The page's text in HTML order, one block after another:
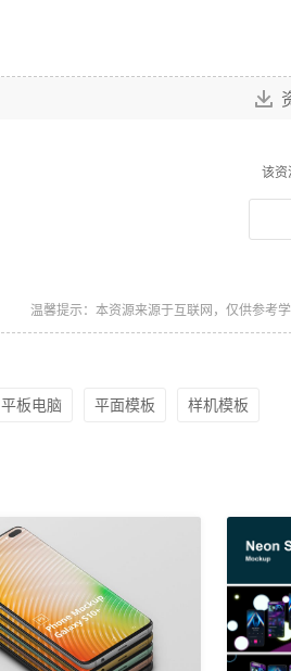
该资
温馨提示：本资源来源于互联网，仅供参考
平板电脑 平面模板 样机模板